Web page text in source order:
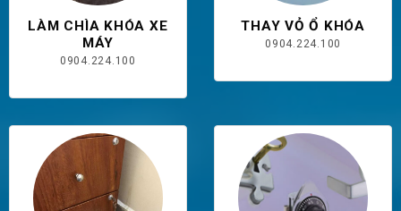
LÀM CHÌA KHÓA XE
MÁY
0904.224.100
THAY VỎ Ổ KHÓA
0904.224.100